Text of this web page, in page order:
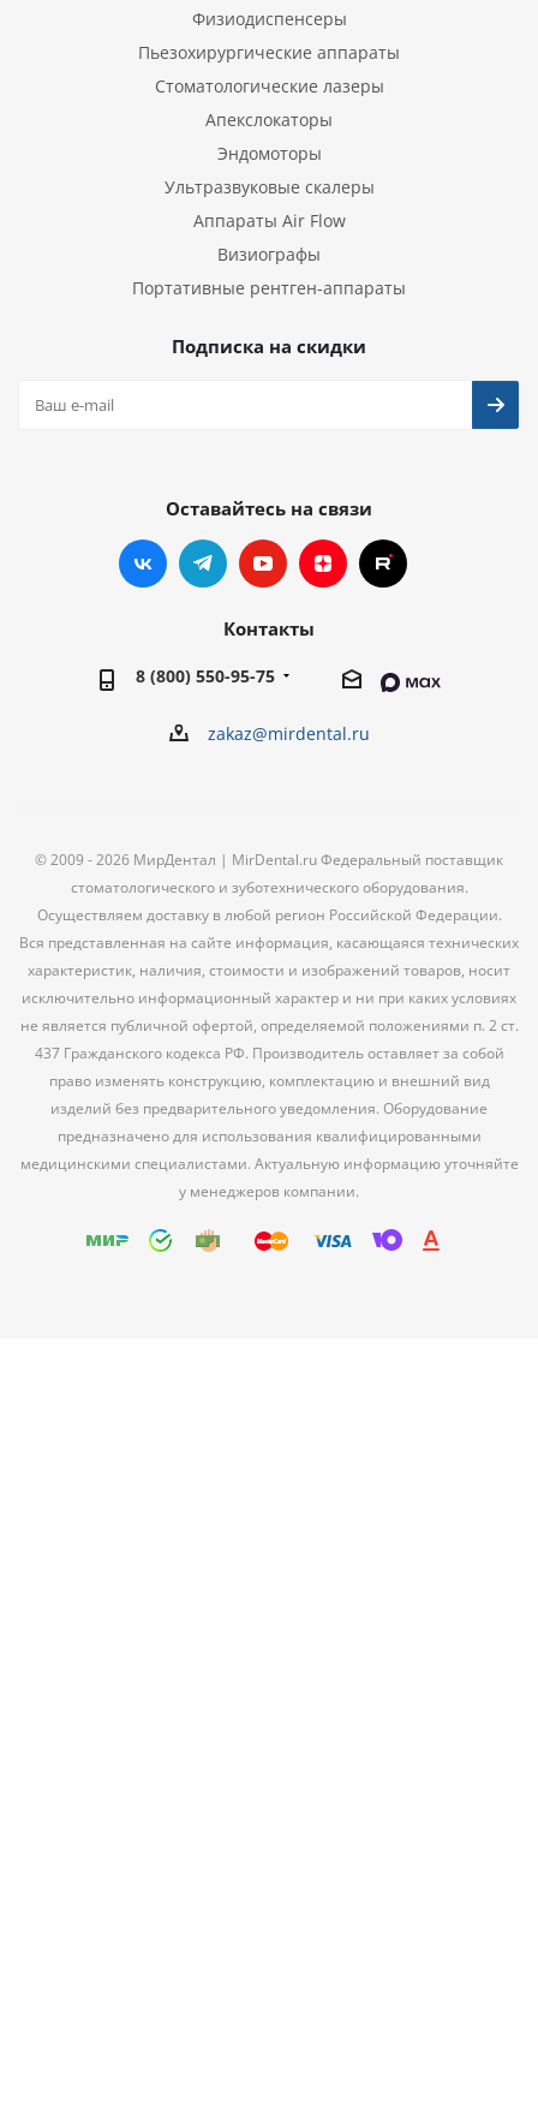
Физиодиспенсеры
Пьезохирургические аппараты
Стоматологические лазеры
Апекслокаторы
Эндомоторы
Ультразвуковые скалеры
Аппараты Air Flow
Визиографы
Портативные рентген-аппараты
Подписка на скидки
Оставайтесь на связи
Контакты
8 (800) 550-95-75
zakaz@mirdental.ru
© 2009 - 2026 МирДентал | MirDental.ru Федеральный поставщик
стоматологического и зуботехнического оборудования.
Осуществляем доставку в любой регион Российской Федерации.
Вся представленная на сайте информация, касающаяся технических
характеристик, наличия, стоимости и изображений товаров, носит
исключительно информационный характер и ни при каких условиях
не является публичной офертой, определяемой положениями п. 2 ст.
437 Гражданского кодекса РФ. Производитель оставляет за собой
право изменять конструкцию, комплектацию и внешний вид
изделий без предварительного уведомления. Оборудование
предназначено для использования квалифицированными
медицинскими специалистами. Актуальную информацию уточняйте
у менеджеров компании.